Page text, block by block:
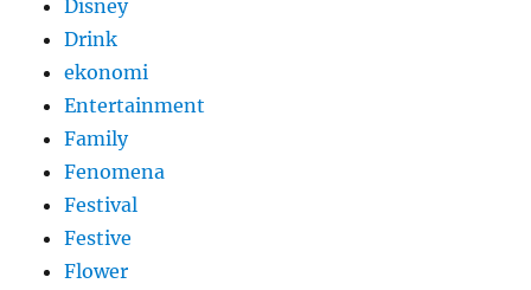
Disney
Drink
ekonomi
Entertainment
Family
Fenomena
Festival
Festive
Flower